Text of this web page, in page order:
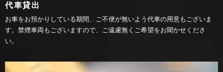
代車貸出
お車をお預かりしている期間、ご不便が無いよう代車の用意もございま
す。禁煙車両もございますので、ご遠慮無くご希望をお聞かせくださ
い。